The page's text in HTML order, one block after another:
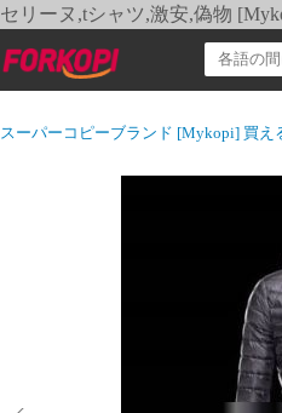
セリーヌ,tシャツ,激安,偽物
スーパーコピーブランド [Mykopi] 買え